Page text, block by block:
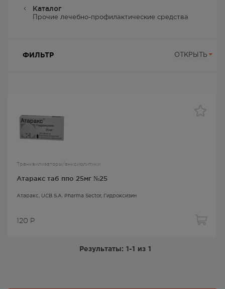
Каталог
Прочие лечебно-профилактические средства
ФИЛЬТР ОТКРЫТЬ
Транквилизаторы/анксиолитики
Атаракс таб ппо 25мг №25
Атаракс , UCB S.A. Pharma Sector, Гидроксизин
120 Р
Результаты: 1-1 из 1